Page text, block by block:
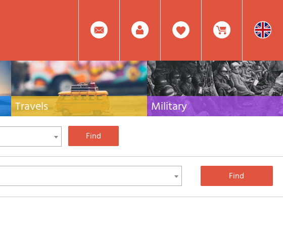
0
Item(s)
In
Facebook
Create
Travels
Travel guides and travel literature for Italy,
Europe and the rest of the world
Military
Collection of the best publications (books and